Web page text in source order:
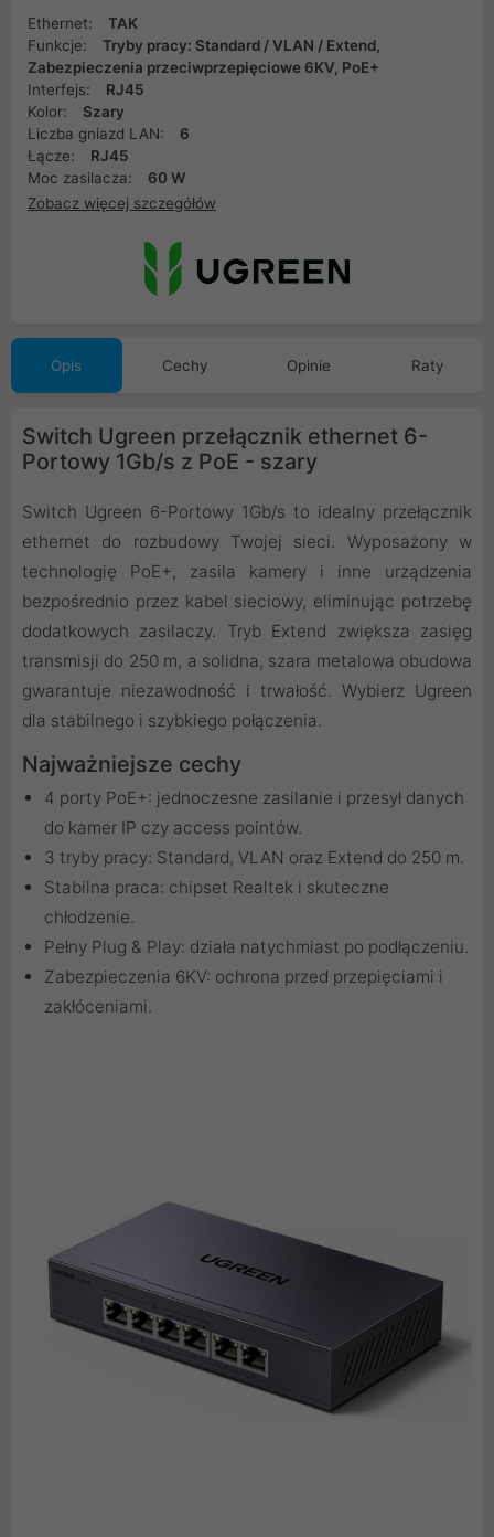
Ethernet:
TAK
Funkcje:
Tryby pracy: Standard / VLAN / Extend,
Zabezpieczenia przeciwprzepięciowe 6KV, PoE+
Interfejs:
RJ45
Kolor:
Szary
Liczba gniazd LAN:
6
Łącze:
RJ45
Moc zasilacza:
60 W
Zobacz więcej szczegółów
Opis Cechy Opinie Raty
Switch Ugreen przełącznik ethernet 6-
Portowy 1Gb/s z PoE - szary
Switch Ugreen 6-Portowy 1Gb/s to idealny przełącznik
ethernet do rozbudowy Twojej sieci. Wyposażony w
technologię PoE+, zasila kamery i inne urządzenia
bezpośrednio przez kabel sieciowy, eliminując potrzebę
dodatkowych zasilaczy. Tryb Extend zwiększa zasięg
transmisji do 250 m, a solidna, szara metalowa obudowa
gwarantuje niezawodność i trwałość. Wybierz Ugreen
dla stabilnego i szybkiego połączenia.
Najważniejsze cechy
4 porty PoE+: jednoczesne zasilanie i przesył danych
do kamer IP czy access pointów.
3 tryby pracy: Standard, VLAN oraz Extend do 250 m.
Stabilna praca: chipset Realtek i skuteczne
chłodzenie.
Pełny Plug & Play: działa natychmiast po podłączeniu.
Zabezpieczenia 6KV: ochrona przed przepięciami i
zakłóceniami.